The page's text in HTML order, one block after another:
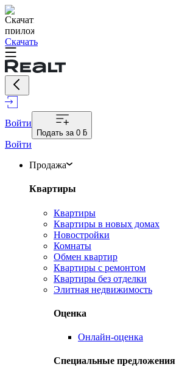
Скачать
Войти
Подать за 0 ƃ
Войти
Продажа
Квартиры
Квартиры
Квартиры в новых домах
Новостройки
Комнаты
Обмен квартир
Квартиры с ремонтом
Квартиры без отделки
Элитная недвижимость
Оценка
Онлайн-оценка
Специальные предложения